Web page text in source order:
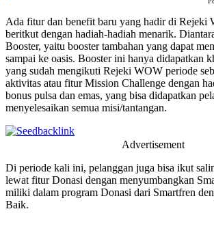
Ada fitur dan benefit baru yang hadir di Rejeki
beritkut dengan hadiah-hadiah menarik.
Booster, yaitu booster tambahan yang dapat
sampai ke oasis. Booster ini hanya didapatkan
yang sudah mengikuti Rejeki WOW periode
aktivitas atau fitur Mission Challenge dengan
bonus pulsa dan emas, yang bisa didapatkan
menyelesaikan semua misi/tantangan.
Advertisement
Di periode kali ini, pelanggan juga bisa ikut
lewat fitur Donasi dengan menyumbangkan
miliki dalam program Donasi dari Smartfren
Baik.